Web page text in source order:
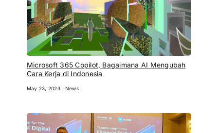
Microsoft 365 Copilot, Bagaimana AI Mengubah
Cara Kerja di Indonesia
May 23, 2023 News